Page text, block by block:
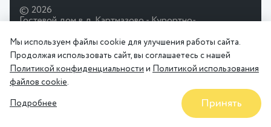
© 2026
Гостевой дом в д. Картмазово - Курортно-
Официальный сайт. Отдых в Подмосковье с детьми.
Политика конфиденциальности
Пользовательское соглашение
Правила проживания
Мы используем файлы cookie для улучшения работы сайта.
Продолжая использовать сайт, вы соглашаетесь с нашей
Политикой конфиденциальности и Политикой использования
файлов cookie.
Подробнее Принять
АКЦИИ